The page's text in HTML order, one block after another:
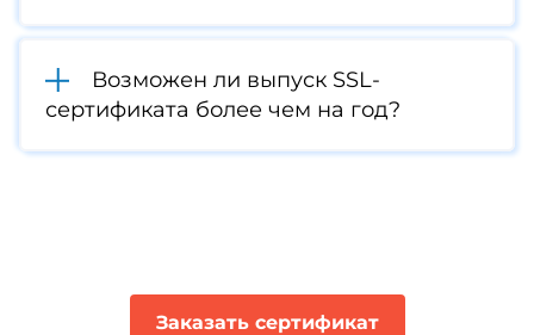
Возможен ли выпуск SSL-
сертификата более чем на год?
Заказать сертификат